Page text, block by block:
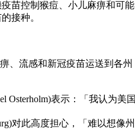
苗控制猴痘、小儿麻痹和可
接种。
、流感和新冠疫苗运送到各
表示：「我认为美
对此高度担心，「难以想像